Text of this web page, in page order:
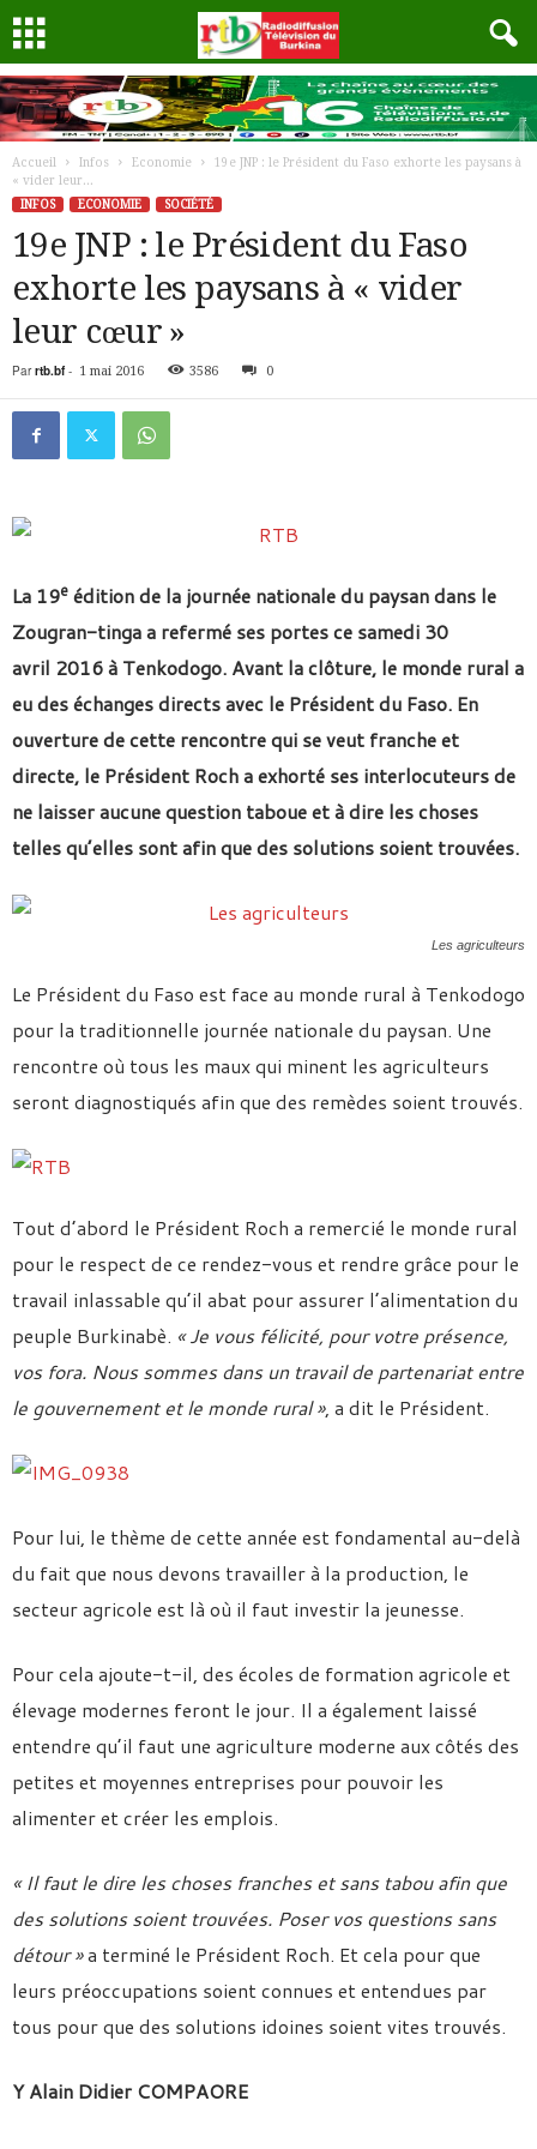
Accueil Infos Economie
19e JNP : le Président du Faso exhorte les paysans à
« vider leur...
INFOS
ECONOMIE SOCIÉTÉ
19e JNP : le Président du Faso
exhorte les paysans à « vider
leur cœur »
Par rtb.bf- 1 mai 2016 3586 0
La 19e édition de la journée nationale du paysan dans le
Zougran-tinga a refermé ses portesce samedi 30
avril 2016à Tenkodogo. Avant la clôture, le monde rural a
eu des échanges directs avec le Président du Faso. En
ouverture de cette rencontre qui se veut franche et
directe, le Président Roch a exhorté ses interlocuteurs de
ne laisser aucune question taboue et à dire les choses
telles qu’elles sont afin que des solutions soient trouvées.
Les agriculteurs
Le Président du Faso est face au monde rural à Tenkodogo
pour la traditionnelle journée nationale du paysan. Une
rencontre où tous les maux qui minent les agriculteurs
seront diagnostiqués afin que des remèdes soient trouvés.
Tout d’abord le Président Roch a remercié le monde rural
pour le respect de ce rendez-vous et rendre grâce pour le
travail inlassable qu’il abat pour assurer l’alimentation du
peuple Burkinabè. « Je vous félicité, pour votre présence,
vos fora. Nous sommes dans un travail de partenariat entre
le gouvernement et le monde rural », a dit le Président.
Pour lui, le thème de cette année est fondamental au-delà
du fait que nous devons travailler à la production, le
secteur agricole est là où il faut investir la jeunesse.
Pour cela ajoute-t-il, des écoles de formation agricole et
élevage modernes feront le jour. Il a également laissé
entendre qu’il faut une agriculture moderne aux côtés des
petites et moyennes entreprises pour pouvoir les
alimenter et créer les emplois.
« Il faut le dire les choses franches et sans tabou afin que
des solutions soient trouvées. Poser vos questions sans
détour »a terminé le Président Roch. Et cela pour que
leurs préoccupations soient connues et entendues par
tous pour que des solutions idoines soient vites trouvés.
Y Alain Didier COMPAORE